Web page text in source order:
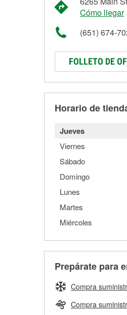
Cómo llegar
(651) 674-
FOLLETO DE
Horario de
Jueves
Viernes
Sábado
Domingo
Lunes
Martes
Miércoles
Prepárate para
Compra
Compra